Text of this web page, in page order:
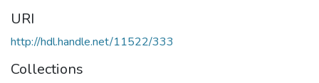
URI
http://hdl.handle.net/11522/333
Collections